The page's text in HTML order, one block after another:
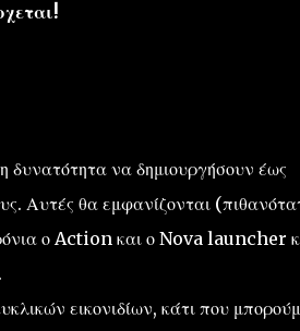
να δημιουργήσουν έως
Αυτές θα εμφανίζονται
ο Action και ο Nova launcher
εικονιδίων, κάτι που